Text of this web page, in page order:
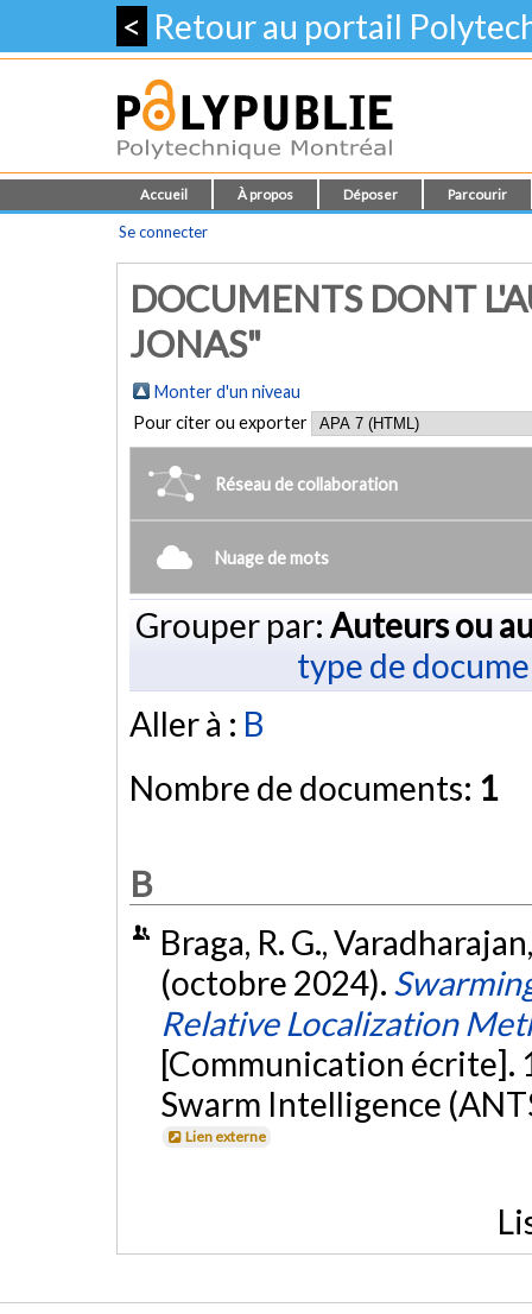
< Retour au portail
Accueil À propos Déposer Parcourir
Se connecter
DOCUMENTS DONT
JONAS"
Monter d'un niveau
Pour citer ou exporter
Réseau de collaboration
Nuage de mots
Grouper par: Auteurs ou
type de
Aller à : B
Nombre de documents: 1
B
Braga, R. G.,
(octobre 2024).
Relative Localization
[Communication
Swarm Intelligence
Lien externe